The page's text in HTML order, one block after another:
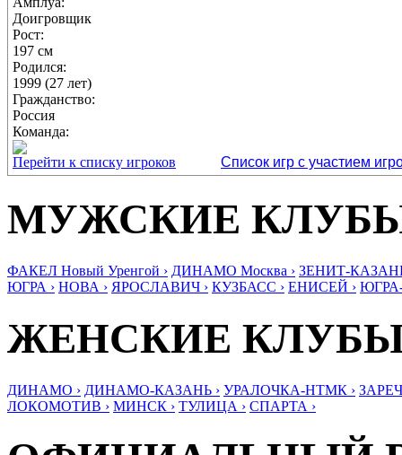
Доигровщик
Рост:
197 см
Родился:
1999 (27 лет)
Гражданство:
Россия
Команда:
Перейти к списку игроков
Список игр с участием
МУЖСКИЕ
ФАКЕЛ Новый Уренгой › ДИНАМО Москва › ЗЕНИТ-
ЮГРА › НОВА › ЯРОСЛАВИЧ › КУЗБАСС › ЕНИСЕЙ ›
ЖЕНСКИЕ
ДИНАМО › ДИНАМО-КАЗАНЬ › УРАЛОЧКА-НТМК ›
ЛОКОМОТИВ › МИНСК › ТУЛИЦА › СПАРТА ›